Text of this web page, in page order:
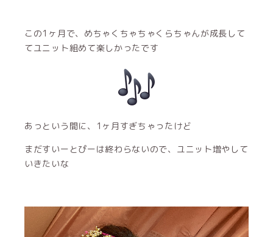
この1ヶ月で、めちゃくちゃちゃくらちゃんが成長して
てユニット組めて楽しかったです
あっという間に、1ヶ月すぎちゃったけど
まだすいーとぴーは終わらないので、ユニット増やして
いきたいな